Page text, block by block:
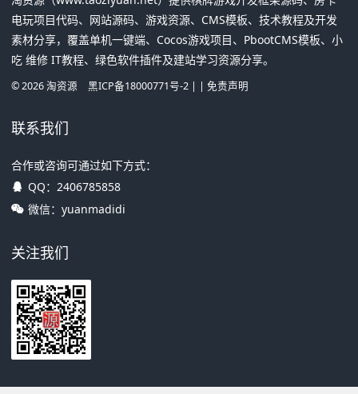
电玩项目代码、网站源码、游戏资源、CMS模板、技术教程及开发
素材分享，覆盖单机一键端、Cocos游戏项目、PbootCMS模板、小
吃 维修 IT教程、绿色软件插件及建站学习资源分享。
©2026淘资源 黑ICP备18000771号-2| | 免责声明
联系我们
合作或咨询可通过如下方式：
QQ： 2406785858
微信：yuanmadidi
关注我们